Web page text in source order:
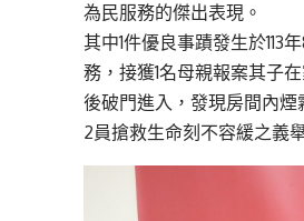
為民服務的傑出表現。
其中1件優良事蹟發生於
務，接獲1名母親報案其子
後破門進入，發現房間內
2員搶救生命刻不容緩之義